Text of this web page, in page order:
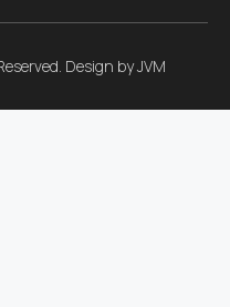
Design by JVM